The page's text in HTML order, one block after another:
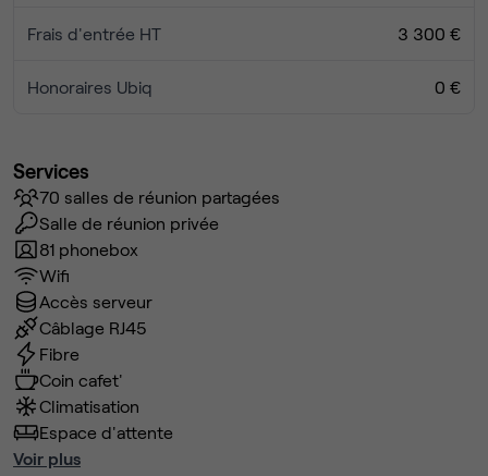
Frais d'entrée HT 3 300 €
Honoraires Ubiq 0 €
Services
70 salles de réunion partagées
Salle de réunion privée
81 phonebox
Wifi
Accès serveur
Câblage RJ45
Fibre
Coin cafet'
Climatisation
Espace d'attente
Voir plus